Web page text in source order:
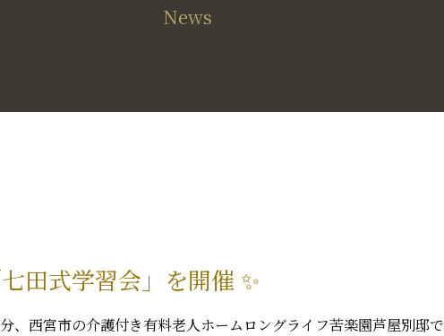
News
田式学習会」を開催 ✨
、西宮市の介護付き有料老人ホームロングライフ苦楽園芦屋別邸で